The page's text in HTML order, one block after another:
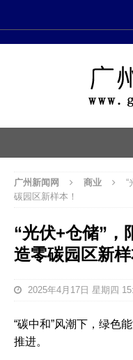
广州新闻网 商业
“
碳园区新样本！
“光伏+仓储”，‌
造零碳园区新样
2025年4月17日 星期四
“碳中和”风潮下，绿色
推进。